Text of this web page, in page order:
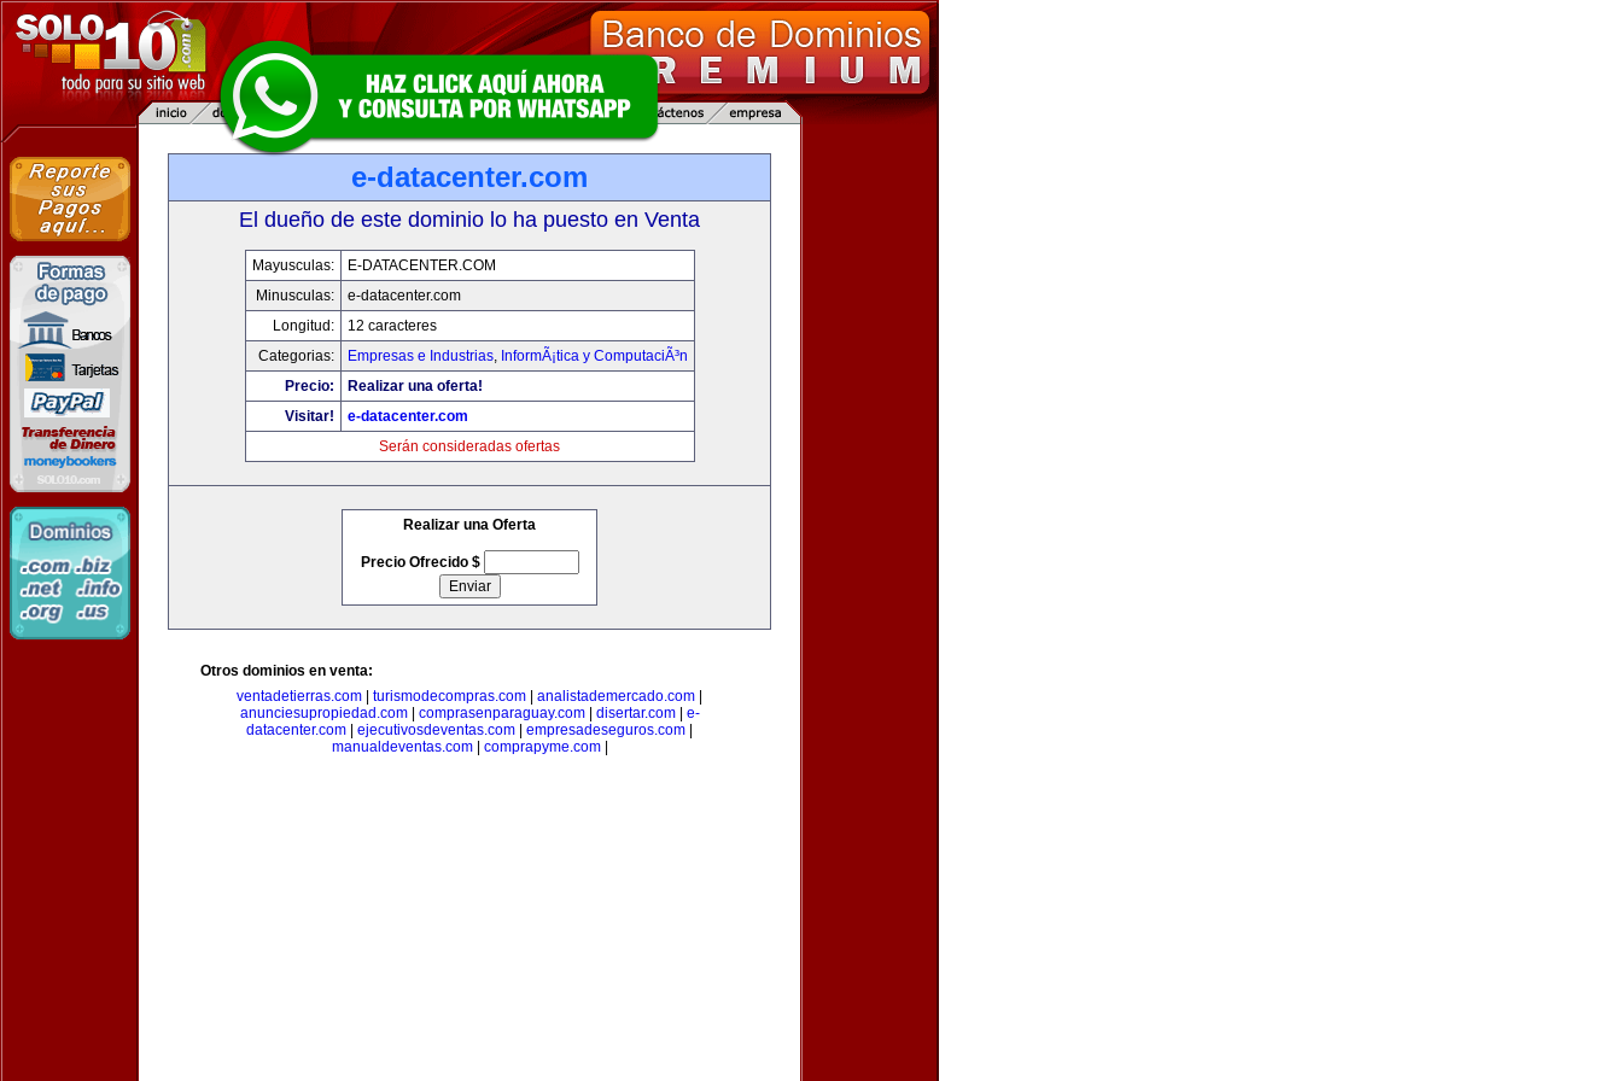
e-datacenter.com
El dueño de este dominio lo ha puesto en Venta
Mayusculas:
E-DATACENTER.COM
Minusculas:
e-datacenter.com
Longitud:
12 caracteres
Categorias:
Empresas e Industrias, InformÃ¡tica y ComputaciÃ³n
Precio:
Realizar una oferta!
Visitar!
e-datacenter.com
Serán consideradas ofertas
Realizar una Oferta
Precio Ofrecido $
Otros dominios en venta:
ventadetierras.com
turismodecompras.com analistademercado.com
anunciesupropiedad.com| comprasenparaguay.com| disertar.com| e-
datacenter.com
ejecutivosdeventas.com empresadeseguros.com
manualdeventas.com| comprapyme.com|